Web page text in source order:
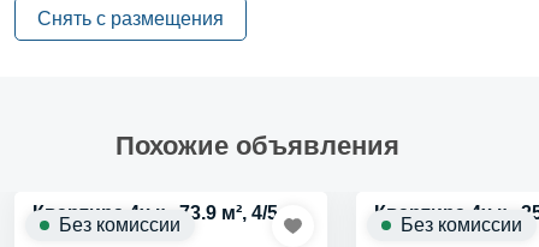
покупка! Квартира подходит под ипотеку!
Снять с размещения
Похожие объявления
Квартира 4х к., 73.9 м², 4/5 эт.
Без комиссии
Квартира 4х к.,
5/6 эт.Без комиссии